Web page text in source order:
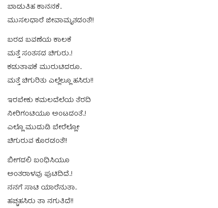
ಬಾಡುತಿಹ ಕಾನನಕೆ..
ಮುಸಲಧಾರೆ ಜೀವಾಮೃತದಂತೆ!!
ಬರದ ಬವಣೆಯ ಕಾಲಕೆ
ಮತ್ತೆ ಸಂತಸದ ಚಿಗುರು..!
ಕಡುತಾಪಕೆ ಮುರುಟಿದರೂ..
ಮತ್ತೆ ಚಿಗುರಿತು ಎಲ್ಲೆಲ್ಲೂ ಹಸಿರು!!
ಇರಬೇಕು ಕಮಲದೆಲೆಯ ತೆರದಿ
ನೀರಿಗಂಟಿಯೂ ಅಂಟದಂತೆ..!
ಎಲ್ಲೊ ಮುದುಡಿ ಬೇರೆಲ್ಲೋ
ಚಿಗುರುವ ಕೊರಡಂತೆ!!
ಬೀಗದಲಿ ಬಂಧಿಸಿಯೂ
ಅಂತರಾಳವು ಪುಟಿದಿದೆ..!
ನನಗೆ ಸಾಟಿ ಯಾರೆನುತಾ..
ಹಚ್ಚಹಸಿರು ತಾ ನಗುತಿದೆ!!